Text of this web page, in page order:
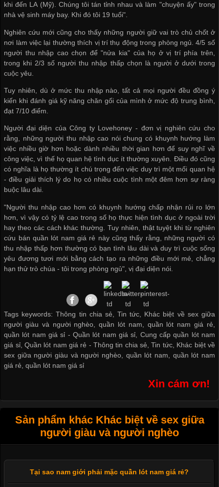
khi đến LA (Mỹ). Chúng tôi tán tỉnh nhau và làm "chuyện ấy" trong
nhà vệ sinh máy bay. Khi đó tôi 19 tuổi".
Nghiên cứu mới cũng cho thấy những người giữ vai trò chủ chốt ở
nơi làm việc lại thường thích vị trí thụ động trong phòng ngủ. 4/5 số
người thu nhập cao chọn để "nửa kia" của họ ở vị trí phía trên,
trong khi 2/3 số người thu nhập thấp chọn là người ở dưới trong
cuộc yêu.
Tuy nhiên, dù ở mức thu nhập nào, tất cả mọi người đều đồng ý
kiến khi đánh giá kỹ năng chăn gối của mình ở mức độ trung bình,
đạt 7/10 điểm.
Người đại diện của Công ty Lovehoney - đơn vị nghiên cứu cho
rằng, những người thu nhập cao nói chung có khuynh hướng làm
việc nhiều giờ hơn hoặc dành nhiều thời gian hơn để suy nghĩ về
công việc, vì thế họ quan hệ tình dục ít thường xuyên. Điều đó cũng
có nghĩa là họ thường ít chú trọng đến việc duy trì một mối quan hệ
- điều giải thích lý do họ có nhiều cuộc tình một đêm hơn sự ràng
buộc lâu dài.
"Người thu nhập cao hơn có khuynh hướng chấp nhận rủi ro lớn
hơn, vì vậy có tỷ lệ cao trong số họ thực hiện tình dục ở ngoài trời
hay theo các cách khác thường. Tuy nhiên, thật tuyệt khi từ nghiên
cứu bán quần lót nam giá rẻ này cũng thấy rằng, những người có
thu nhập thấp hơn thường có bạn tình lâu dài và duy trì cuộc sống
yêu đương tươi mới bằng cách tạo ra những điều mới mẻ, chẳng
hạn thử trò chúa - tôi trong phòng ngủ", vị đại diện nói.
Tags keywords: Thông tin chia sẻ, Tin tức, Khác biệt về sex giữa
người giàu và người nghèo, quần lót nam, quần lót nam giá rẻ,
quần lót nam giá sỉ -Quần lót nam giá sỉ
Cung cấp quần lót nam
giá sỉ, Quần lót nam giá rẻ -Thông tin chia sẻ ,Tin tức, Khác biệt về
sex giữa người giàu và người nghèo
quần lót nam
quần lót nam
giá rẻ ,quần lót nam giá sỉ
Xin cám ơn!
Sản phẩm khác Khác biệt về sex giữa
người giàu và người nghèo
Tại sao nam giới phải mặc quần lót nam giá rẻ?